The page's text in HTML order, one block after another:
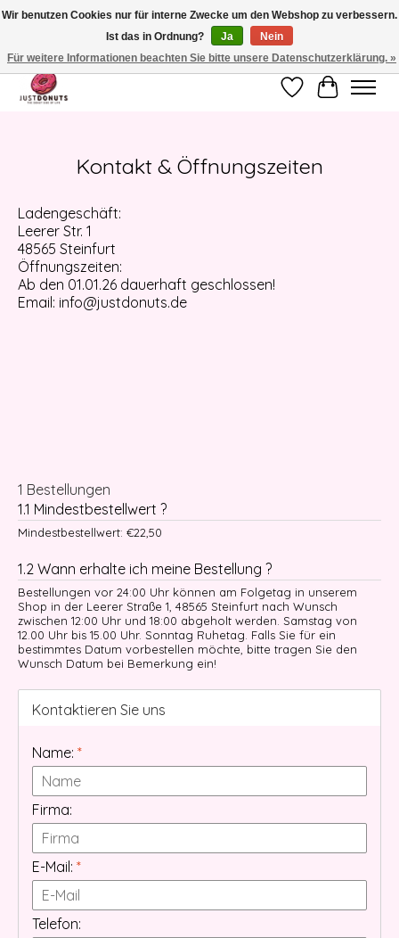
JUST DONUTS - THE DONUT SIDE OF LIFE - WEGEN UMGESTALTUNG
VORÜBERGEHEND GESCHLOSSEN
Wunschzettel
Ihr
Kontakt & Öffnungszeiten
Ladengeschäft:
Leerer Str. 1
48565 Steinfurt
Öffnungszeiten:
Ab den 01.01.26 dauerhaft geschlossen!
Email: info@justdonuts.de
1 Bestellungen
1.1 Mindestbestellwert ?
Mindestbestellwert: €22,50
1.2 Wann erhalte ich meine Bestellung ?
Bestellungen vor 24:00 Uhr können am Folgetag in unserem
Shop in der Leerer Straße 1, 48565 Steinfurt nach Wunsch
zwischen 12:00 Uhr und 18:00 abgeholt werden. Samstag von
12.00 Uhr bis 15.00 Uhr. Sonntag Ruhetag. Falls Sie für ein
bestimmtes Datum vorbestellen möchte, bitte tragen Sie den
Wunsch Datum bei Bemerkung ein!
Kontaktieren Sie uns
Name: *
Firma:
E-Mail: *
Telefon:
Wir benutzen Cookies nur für interne Zwecke um den Webshop zu verbessern.
Ist das in Ordnung?
Ja
Nein
Für weitere Informationen beachten Sie bitte unsere Datenschutzerklärung. »